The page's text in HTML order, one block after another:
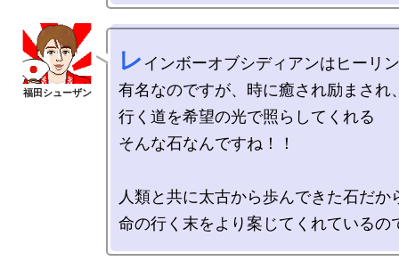
レ インボーオブシディアンはヒーリ
有名なのですが、時に癒され励まされ
行く道を希望の光で照らしてくれる
そんな石なんですね！！
人類と共に太古から歩んできた石だか